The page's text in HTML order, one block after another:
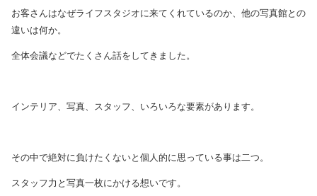
お客さんはなぜライフスタジオに来てくれているのか、他の写真館との
違いは何か。
全体会議などでたくさん話をしてきました。
インテリア、写真、スタッフ、いろいろな要素があります。
その中で絶対に負けたくないと個人的に思っている事は二つ。
スタッフ力と写真一枚にかける想いです。